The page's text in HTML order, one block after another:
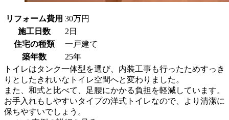
リフォーム費用 30万円
施工日数
2日
住宅の種類
一戸建て
築年数
25年
トイレはタンク一体型を選び、内装工事も行ったためすっき
りとしたきれいなトイレ空間へと変わりました。
また、和式と比べて、足腰にかかる負担を軽減しています。
お手入れもしやすいタイプの洋式トイレなので、より清潔に
保ちやすいでしょう。